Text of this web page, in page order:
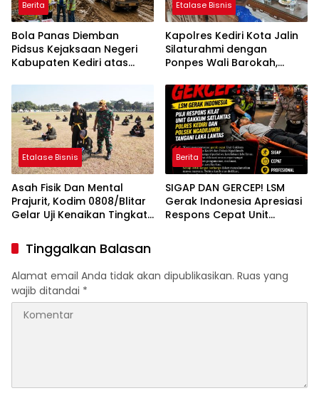
Berita
Bola Panas Diemban
Pidsus Kejaksaan Negeri
Kabupaten Kediri atas
Penggunaan Material
Ilegal Proyek Tol Kediri
Oleh PT. HASTARI JAYA
SENTOSA
Etalase Bisnis
Kapolres Kediri Kota Jalin
Silaturahmi dengan
Ponpes Wali Barokah,
Ulama
Etalase Bisnis
Asah Fisik Dan Mental
Prajurit, Kodim 0808/Blitar
Gelar Uji Kenaikan Tingkat
Berita
SIGAP DAN GERCEP! LSM
Gerak Indonesia Apresiasi
Respons Cepat Unit
Penanganan Kecelakaan
Lalu Lintas
Tinggalkan Balasan
Alamat email Anda tidak akan dipublikasikan. Ruas yang
wajib ditandai *